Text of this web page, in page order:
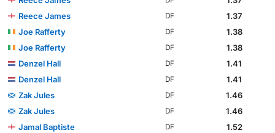
Reece James
DF
1.37
Joe Rafferty
DF
1.38
Joe Rafferty
DF
1.38
Denzel Hall
DF
1.41
Denzel Hall
DF
1.41
Zak Jules
DF
1.46
Zak Jules
DF
1.46
Jamal Baptiste
DF
1.52